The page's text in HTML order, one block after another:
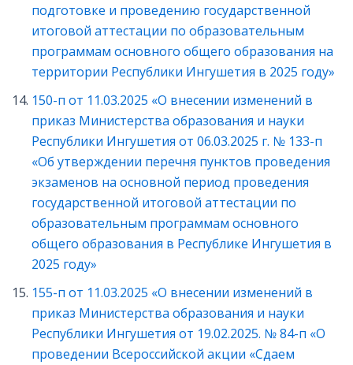
подготовке и проведению государственной
итоговой аттестации по образовательным
программам основного общего образования на
территории Республики Ингушетия в 2025 году»
150-п от 11.03.2025 «О внесении изменений в
приказ Министерства образования и науки
Республики Ингушетия от 06.03.2025 г. № 133-п
«Об утверждении перечня пунктов проведения
экзаменов на основной период проведения
государственной итоговой аттестации по
образовательным программам основного
общего образования в Республике Ингушетия в
2025 году»
155-п от 11.03.2025 «О внесении изменений в
приказ Министерства образования и науки
Республики Ингушетия от 19.02.2025. № 84-п «О
проведении Всероссийской акции «Сдаем